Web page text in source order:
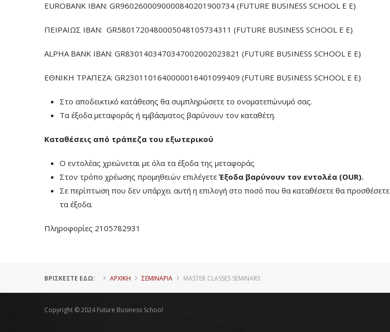
EUROBANK IBAN: GR9602600090000840201900734 (FUTURE BUSINESS SCHOOL E E)
ΠΕΙΡΑΙΩΣ ΙΒΑΝ: GR5801720480005048105734311 (FUTURE BUSINESS SCHOOL E E)
ALPHA BANK IBAN: GR8301403470347002002023821 (FUTURE BUSINESS SCHOOL E E)
ΕΘΝΙΚΗ ΤΡΑΠΕΖΑ: GR2301101640000016401099409 (FUTURE BUSINESS SCHOOL E E)
Στο αποδεικτικό κατάθεσης θα συμπληρώσετε το ονοματεπώνυμό σας.
Τα έξοδα μεταφοράς ή εμβάσματος βαρύνουν τον καταθέτη.
Καταθέσεις από τράπεζα του εξωτερικού
Ο εντολέας χρεώνεται με όλα τα έξοδα της μεταφοράς
Στον τρόπο χρέωσης προμηθειών επιλέγετε Έξοδα βαρύνουν τον εντολέα (ΟUR).
Σε περίπτωση που δεν υπάρχει αυτή η επιλογή στο ποσό που θα καταθέσετε θα προσθέσετε
τα έξοδα.
Πληροφορίες 2105782931
ΒΡΊΣΚΕΣΤΕ ΕΔΏ: ΑΡΧΙΚΗ ΣΕΜΙΝΑΡΙΑ MASTER CLASSES SEMINARS
Copyright © 2024 Future Business School